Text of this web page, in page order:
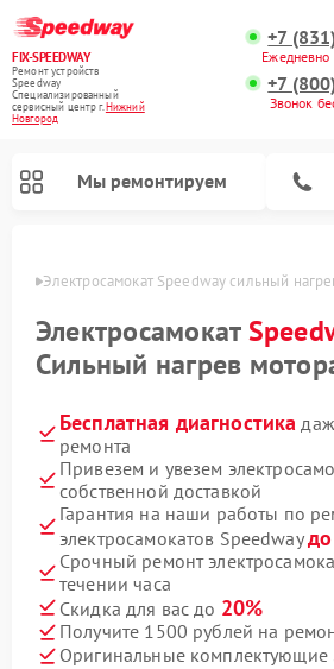
FIX-SPEEDWAY
Ремонт устройств
Speedway
Специализированный
cервисный центр г.Нижний
Новгород
+7
+7
Звонок
Мы ремонтируем
Электросамокат Speedway сильный
Электросамокат
Сильный нагрев
Бесплатная диагностика
ремонта
Привезем и увезем
собственной доставкой
Гарантия на наши работы по
электросамокатов Speedway
Срочный ремонт
течении часа
Скидка для вас до 20%
Получите 1500 рублей на
Оригинальные комплектующие